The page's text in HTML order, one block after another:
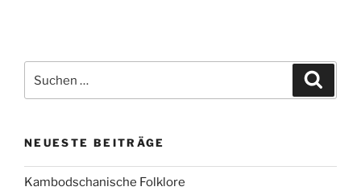
nach:
NEUESTE BEITRÄGE
Kambodschanische Folklore